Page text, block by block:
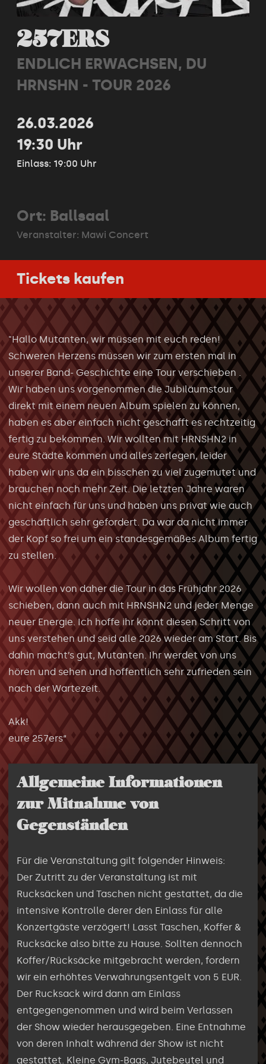
257ERS
ENDLICH ERWACHSEN, DU
HRNSHN - TOUR 2026
26.03.2026
19:30 Uhr
Einlass: 19:00 Uhr
Ort: Ballsaal
Veranstalter: Mawi Concert
Tickets kaufen
"Hallo Mutanten, wir müssen mit euch reden!
Schweren Herzens müssen wir zum ersten mal in
unserer Band- Geschichte eine Tour verschieben .
Wir haben uns vorgenommen die Jubiläumstour
direkt mit einem neuen Album spielen zu können,
haben es aber einfach nicht geschafft es rechtzeitig
fertig zu bekommen. Wir wollten mit HRNSHN2 in
eure Städte kommen und alles zerlegen, leider
haben wir uns da ein bisschen zu viel zugemutet und
brauchen noch mehr Zeit. Die letzten Jahre waren
nicht einfach für uns und haben uns privat wie auch
geschäftlich sehr gefordert. Da war da nicht immer
der Kopf so frei um ein standesgemäßes Album fertig
zu stellen.
Wir wollen von daher die Tour in das Frühjahr 2026
schieben, dann auch mit HRNSHN2 und jeder Menge
neuer Energie. Ich hoffe ihr könnt diesen Schritt von
uns verstehen und seid alle 2026 wieder am Start. Bis
dahin macht’s gut, Mutanten. Ihr werdet von uns
hören und sehen und hoffentlich sehr zufrieden sein
nach der Wartezeit.
Akk!
eure 257ers“
Allgemeine Informationen
zur Mitnahme von
Gegenständen
Für die Veranstaltung gilt folgender Hinweis:
Der Zutritt zu der Veranstaltung ist mit
Rucksäcken und Taschen nicht gestattet, da die
intensive Kontrolle derer den Einlass für alle
Konzertgäste verzögert! Lasst Taschen, Koffer &
Rucksäcke also bitte zu Hause. Sollten dennoch
Koffer/Rücksäcke mitgebracht werden, fordern
wir ein erhöhtes Verwahrungsentgelt von 5 EUR.
Der Rucksack wird dann am Einlass
entgegengenommen und wird beim Verlassen
der Show wieder herausgegeben. Eine Entnahme
von deren Inhalt während der Show ist nicht
gestattet. Kleine Gym-Bags, Jutebeutel und